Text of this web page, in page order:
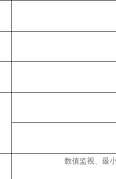
数值监视、 最